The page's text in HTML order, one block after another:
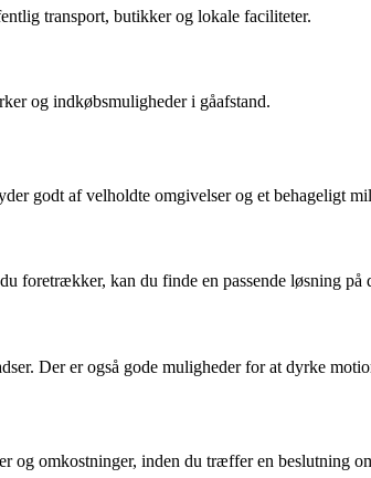
transport, butikker og lokale faciliteter.
og indkøbsmuligheder i gåafstand.
godt af velholdte omgivelser og et behageligt
kan du finde en passende løsning på
Der er også gode muligheder for at dyrke
omkostninger, inden du træffer en beslutning